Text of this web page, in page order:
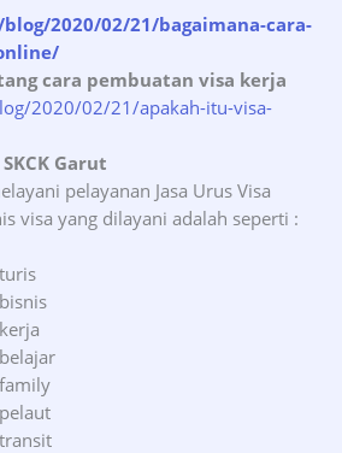
2020/02/21/bagaimana-cara-
cara pembuatan visa kerja
2020/02/21/apakah-itu-visa-
Garut
pelayanan Jasa Urus Visa
visa yang dilayani adalah seperti :